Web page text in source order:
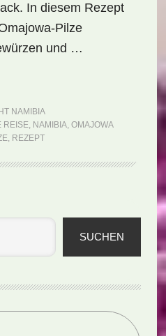
In diesem Rezept
Pilze
und …
NAMIBIA
REISE, NAMIBIA, OMAJOWA
, REZEPT
SUCHEN